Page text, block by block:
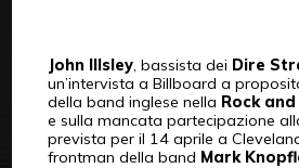
John Illsley, bassista dei Dire
un’intervista a Billboard a
della band inglese nella Rock
e sulla mancata partecipazione
prevista per il 14 aprile a
frontman della band Mark